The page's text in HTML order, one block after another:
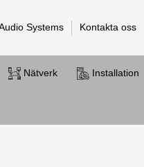
Systems Kontakta oss
Nätverk Installation